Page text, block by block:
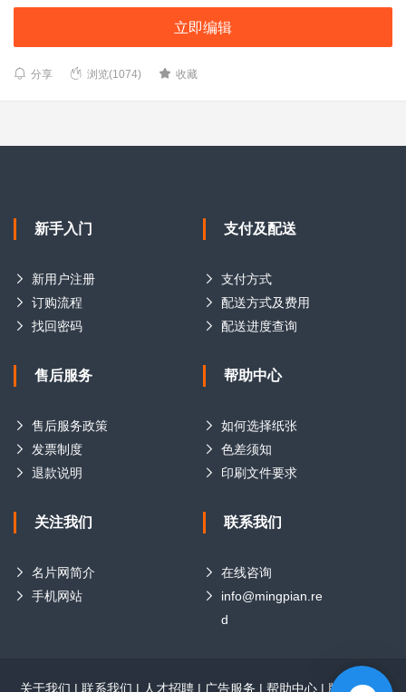
立即编辑
分享 浏览(1074) 收藏
新手入门
新用户注册
订购流程
找回密码
支付及配送
支付方式
配送方式及费用
配送进度查询
售后服务
售后服务政策
发票制度
退款说明
帮助中心
如何选择纸张
色差须知
印刷文件要求
关注我们
名片网简介
手机网站
联系我们
在线咨询
info@mingpian.re
d
关于我们 | 联系我们 | 人才招聘 | 广告服务 | 帮助中心 | 版权声明